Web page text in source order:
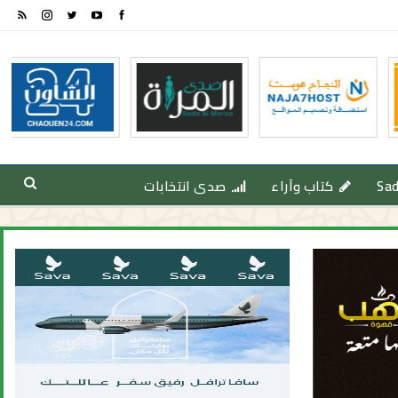
كتاب وآراء صدى انتخابات